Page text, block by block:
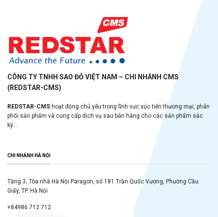
CÔNG TY TNHH SAO ĐỎ VIỆT NAM – CHI NHÁNH CMS
(REDSTAR-CMS)
REDSTAR-CMS hoạt động chủ yếu trong lĩnh vực xúc tiến thương mại, phân
phối sản phẩm và cung cấp dịch vụ sau bán hàng cho các sản phẩm sắc
ký...
CHI NHÁNH HÀ NỘI
Tầng 3, Tòa nhà Hà Nội Paragon, số 181 Trần Quốc Vượng, Phường Cầu
Giấy, TP. Hà Nội
+84986 712 712